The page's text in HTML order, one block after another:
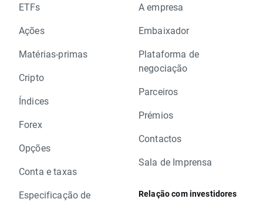
ETFs
Ações
Matérias-primas
Cripto
Índices
Forex
Opções
Conta e taxas
Especificação de
A empresa
Embaixador
Plataforma de
negociação
Parceiros
Prémios
Contactos
Sala de Imprensa
Relação com investidores